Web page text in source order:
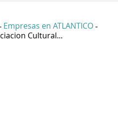
Empresas en ATLANTICO -
Cultural...